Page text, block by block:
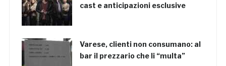
cast e anticipazioni esclusive
Varese, clienti non consumano: al
bar il prezzario che li “multa”